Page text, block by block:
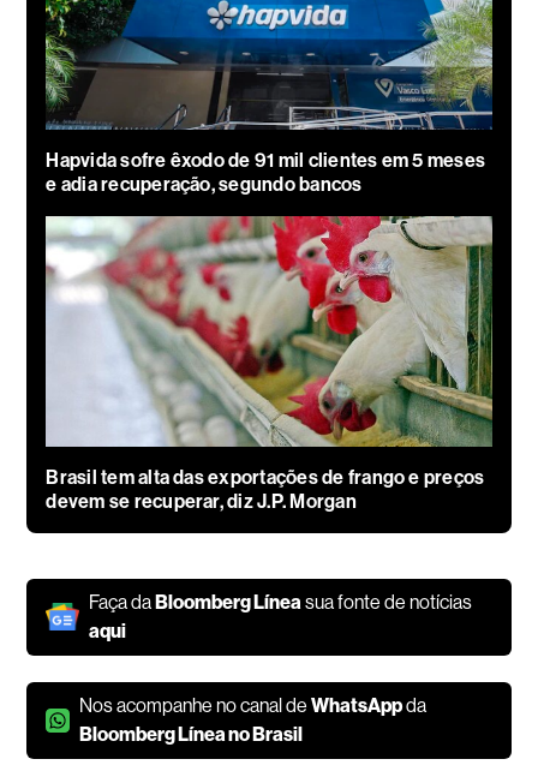
Hapvida sofre êxodo de 91 mil clientes em 5 meses
e adia recuperação, segundo bancos
Brasil tem alta das exportações de frango e preços
devem se recuperar, diz J.P. Morgan
Faça daBloomberg Línea sua fonte de notícias
aqui
Nos acompanhe no canal deWhatsAppda
Bloomberg Línea no Brasil